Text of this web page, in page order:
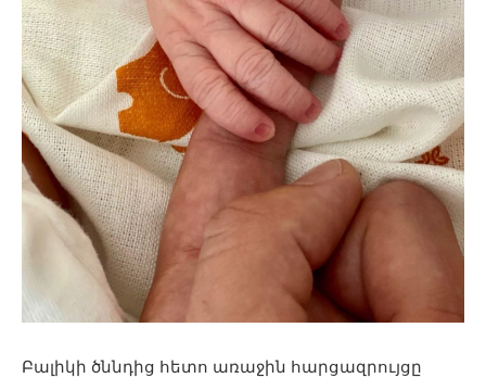
Բալիկի ծննդից հետո առաջին հարցազրույցը